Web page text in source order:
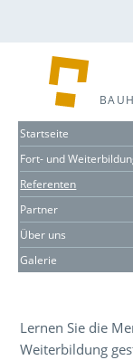
Startseite
Fort- und
Referenten
Partner
Über uns
Galerie
Lernen Sie die
Weiterbildung